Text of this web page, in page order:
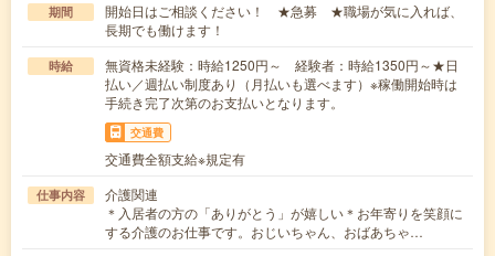
期間
開始日はご相談ください！ ★急募 ★職場が気に入れば、
長期でも働けます！
時給
無資格未経験：時給1250円～ 経験者：時給1350円～★日
払い／週払い制度あり（月払いも選べます）※稼働開始時は
手続き完了次第のお支払いとなります。
交通費
交通費全額支給※規定有
仕事内容
介護関連
＊入居者の方の「ありがとう」が嬉しい＊お年寄りを笑顔に
する介護のお仕事です。おじいちゃん、おばあちゃ…